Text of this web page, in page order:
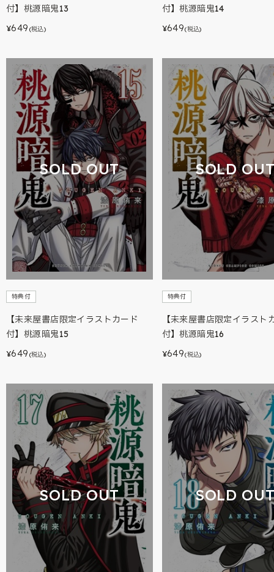
付】桃源暗鬼13
¥649 (税込)
付】桃源暗鬼14
¥649(税込)
SOLD OUT
特典付
【未来屋書店限定イラストカード
付】桃源暗鬼15
¥649 (税込)
SOLD
特典付
【未来屋書店限定イラスト
付】桃源暗鬼16
¥649(税込)
SOLD OUT SOLD